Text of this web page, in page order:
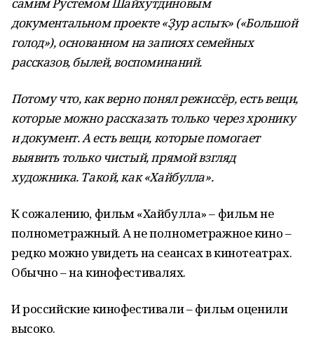
документальном проекте «Ҙур аслыҡ» («Большой
голод»), основанном на записях семейных
рассказов, былей, воспоминаний.
Потому что, как верно понял режиссёр, есть вещи,
которые можно рассказать только через хронику
и документ. А есть вещи, которые помогает
выявить только чистый, прямой взгляд
художника. Такой, как «Хайбулла».
К сожалению, фильм «Хайбулла» – фильм не
полнометражный. А не полнометражное кино –
редко можно увидеть на сеансах в кинотеатрах.
Обычно – на кинофестивалях.
И российские кинофестивали – фильм оценили
высоко.